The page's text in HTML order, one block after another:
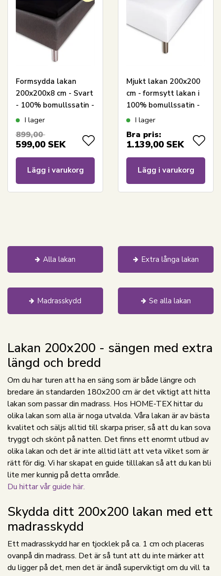
Formsydda lakan
200x200x8 cm - Svart
- 100% bomullssatin -
Lakan för
I lager
899,00
599,00 SEK
Lägg i varukorg
Mjukt lakan 200x200
cm - formsytt lakan i
100% bomullssatin -
Vitt boxlakan till
Cotton Cloud
I lager
Bra pris:
1.139,00 SEK
Lägg i varukorg
Alla lakan Extra långa lakan
Madrasskydd Se alla lakan
Lakan 200x200 - sängen med extra
längd och bredd
Om du har turen att ha en säng som är både längre och
bredare än standarden 180x200 cm är det viktigt att hitta
lakan som passar din madrass. Hos HOME-TEX hittar du
olika lakan som alla är noga utvalda. Våra lakan är av bästa
kvalitet och säljs alltid till skarpa priser, så att du kan sova
tryggt och skönt på natten. Det finns ett enormt utbud av
olika lakan och det är inte alltid lätt att veta vilket som är
rätt för dig. Vi har skapat en guide tilllakan så att du kan bli
lite mer kunnig på detta område.
Du hittar vår guide här.
Skydda ditt 200x200 lakan med ett
madrasskydd
Ett madrasskydd har en tjocklek på ca. 1 cm och placeras
ovanpå din madrass. Det är så tunt att du inte märker att
du ligger på det, men det är ändå superviktigt om du vill ta